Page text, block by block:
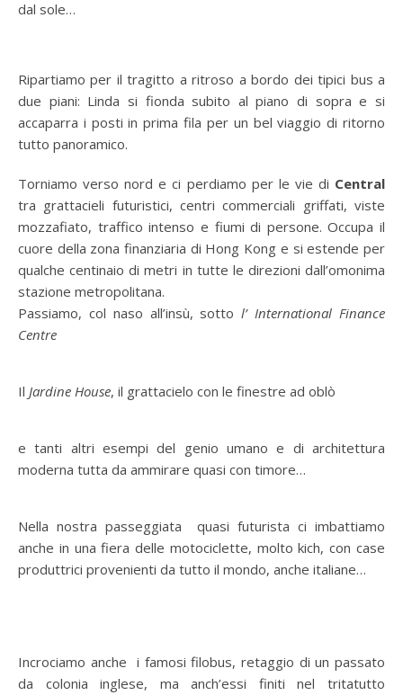
dal sole…
Ripartiamo per il tragitto a ritroso a bordo dei tipici bus a
due piani: Linda si fionda subito al piano di sopra e si
accaparra i posti in prima fila per un bel viaggio di ritorno
tutto panoramico.
Torniamo verso nord e ci perdiamo per le vie di Central
tra grattacieli futuristici, centri commerciali griffati, viste
mozzafiato, traffico intenso e fiumi di persone. Occupa il
cuore della zona finanziaria di Hong Kong e si estende per
qualche centinaio di metri in tutte le direzioni dall’omonima
stazione metropolitana.
Passiamo, col naso all’insù, sotto l’ International Finance
Centre
Il Jardine House, il grattacielo con le finestre ad oblò
e tanti altri esempi del genio umano e di architettura
moderna tutta da ammirare quasi con timore…
Nella nostra passeggiata quasi futurista ci imbattiamo
anche in una fiera delle motociclette, molto kich, con case
produttrici provenienti da tutto il mondo, anche italiane…
Incrociamo anche i famosi filobus, retaggio di un passato
da colonia inglese, ma anch’essi finiti nel tritatutto